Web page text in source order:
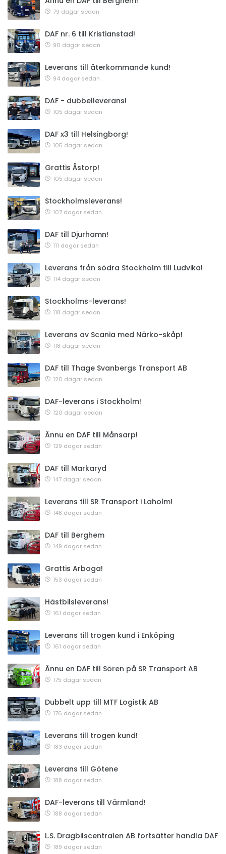
79 dagar sedan
DAF nr. 6 till Kristianstad!
90 dagar sedan
Leverans till återkommande kund!
94 dagar sedan
DAF - dubbelleverans!
105 dagar sedan
DAF x3 till Helsingborg!
105 dagar sedan
Grattis Åstorp!
105 dagar sedan
Stockholmsleverans!
107 dagar sedan
DAF till Djurhamn!
111 dagar sedan
Leverans från södra Stockholm till Ludvika!
114 dagar sedan
Stockholms-leverans!
118 dagar sedan
Leverans av Scania med Närko-skåp!
118 dagar sedan
DAF till Thage Svanbergs Transport AB
120 dagar sedan
DAF-leverans i Stockholm!
120 dagar sedan
Ännu en DAF till Månsarp!
129 dagar sedan
DAF till Markaryd
147 dagar sedan
Leverans till SR Transport i Laholm!
148 dagar sedan
DAF till Berghem
149 dagar sedan
Grattis Arboga!
153 dagar sedan
Hästbilsleverans!
161 dagar sedan
Leverans till trogen kund i Enköping
161 dagar sedan
Ännu en DAF till Sören på SR Transport AB
175 dagar sedan
Dubbelt upp till MTF Logistik AB
176 dagar sedan
Leverans till trogen kund!
183 dagar sedan
Leverans till Götene
188 dagar sedan
DAF-leverans till Värmland!
188 dagar sedan
L.S. Dragbilscentralen AB fortsätter handla DAF
189 dagar sedan